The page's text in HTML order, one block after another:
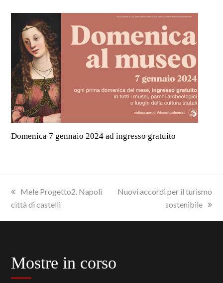
Domenica 7 gennaio 2024 ad ingresso gratuito
previous
post:
Mele Progetto2. Napoli
città di castelli
next
Nuovi accordi per il turismo
sostenibile
Mostre in corso